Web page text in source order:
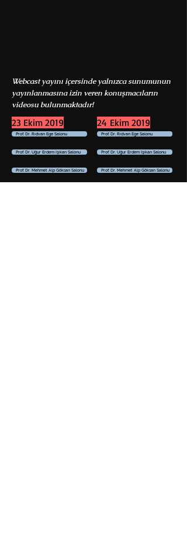
Webcast yayını içersinde yalnızca sunumunun
yayınlanmasına izin veren konuşmacıların
videosu bulunmaktadır!
23 Ekim 2019 24 Ekim 2019
Prof. Dr. Rıdvan Ege Salonu Prof. Dr. Rıdvan Ege Salonu
Prof. Dr. Uğur Erdem Işıkan Salonu
Prof. Dr. Mehmet Alp Göksan Salonu
Prof. Dr. Uğur Erdem Işıkan Salonu
Prof. Dr. Mehmet Alp Göksan Salonu